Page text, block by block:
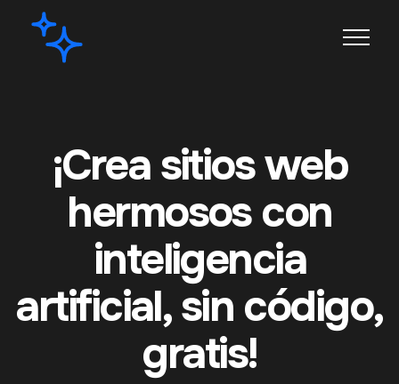
¡Crea sitios web
hermosos con
inteligencia
artificial, sin código,
gratis!